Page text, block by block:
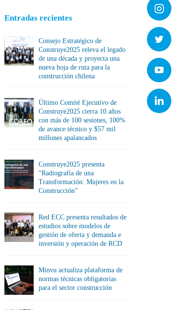
Entradas recientes
Consejo Estratégico de
Construye2025 releva el legado
de una década y proyecta una
nueva hoja de ruta para la
construcción chilena
Último Comité Ejecutivo de
Construye2025 cierra 10 años
con más de 100 sesiones, 100%
de avance técnico y $57 mil
millones apalancados
Construye2025 presenta
“Radiografía de una
Transformación: Mujeres en la
Construcción”
Red ECC presenta resultados de
estudios sobre modelos de
gestión de oferta y demanda e
inversión y operación de RCD
Minvu actualiza plataforma de
normas técnicas obligatorias
para el sector construcción